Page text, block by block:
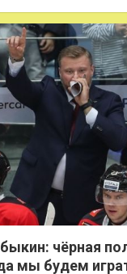
чёрная
мы будем